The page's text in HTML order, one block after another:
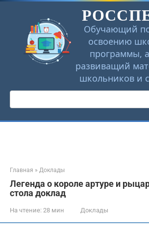
Перейти
Обучающий
освоению
программы,
развиващий
школьников и
Поиск:
Главная » Доклады
Легенда о короле артуре и
стола доклад
На чтение: 28 мин Доклады